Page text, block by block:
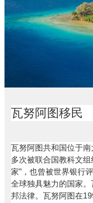
瓦努阿图移民
瓦努阿图共和国位于南
多次被联合国教科文
家”，也曾被世界银行
全球独具魅力的国家
邦法律。瓦努阿图在